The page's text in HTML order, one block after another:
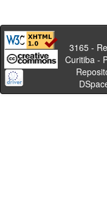
Av.
3165 -